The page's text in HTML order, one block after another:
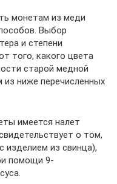
монетам из меди
Выбор
и степени
того, какого цвета
старой медной
ниже перечисленных
имеется налет
о том,
изделием из свинца),
помощи 9-